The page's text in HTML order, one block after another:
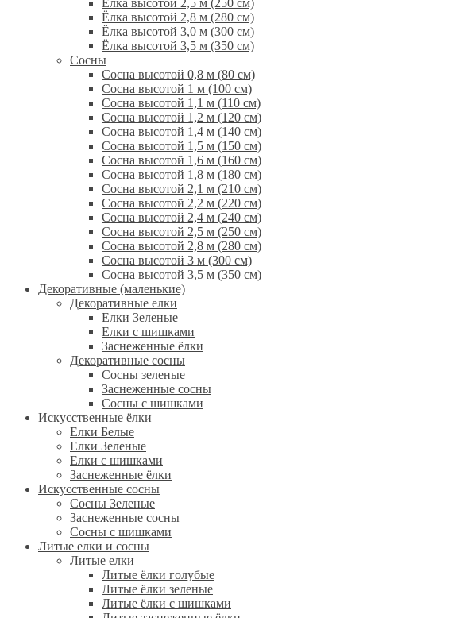
Ёлка высотой 2,5 м (250 см)
Ёлка высотой 2,8 м (280 см)
Ёлка высотой 3,0 м (300 см)
Ёлка высотой 3,5 м (350 см)
Сосны
Сосна высотой 0,8 м (80 см)
Сосна высотой 1 м (100 см)
Сосна высотой 1,1 м (110 см)
Сосна высотой 1,2 м (120 см)
Сосна высотой 1,4 м (140 см)
Сосна высотой 1,5 м (150 см)
Сосна высотой 1,6 м (160 см)
Сосна высотой 1,8 м (180 см)
Сосна высотой 2,1 м (210 см)
Сосна высотой 2,2 м (220 см)
Сосна высотой 2,4 м (240 см)
Сосна высотой 2,5 м (250 см)
Сосна высотой 2,8 м (280 см)
Сосна высотой 3 м (300 см)
Сосна высотой 3,5 м (350 см)
Декоративные (маленькие)
Декоративные елки
Елки Зеленые
Елки с шишками
Заснеженные ёлки
Декоративные сосны
Сосны зеленые
Заснеженные сосны
Сосны с шишками
Искусственные ёлки
Елки Белые
Елки Зеленые
Елки с шишками
Заснеженные ёлки
Искусственные сосны
Сосны Зеленые
Заснеженные сосны
Сосны с шишками
Литые елки и сосны
Литые елки
Литые ёлки голубые
Литые ёлки зеленые
Литые ёлки с шишками